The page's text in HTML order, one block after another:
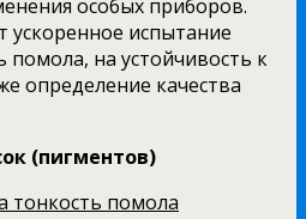
осо­бых приборов.
ускоренное испытание
помола, на устойчивость к
определение качества
(пигментов)
тонкость помола